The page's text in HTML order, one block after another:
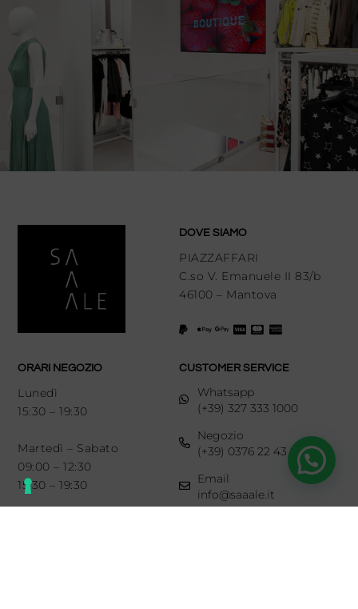
DOVE SIAMO
PIAZZAFFARI
C.so V. Emanuele II 83/b
46100 – Mantova
ORARI NEGOZIO
Lunedì
15:30 – 19:30
Martedì – Sabato
09:00 – 12:30
15:30 – 19:30
CUSTOMER SERVICE
Whatsapp
(+39) 327 333 1000
Negozio
(+39) 0376 22 43 93
Email
info@saaale.it